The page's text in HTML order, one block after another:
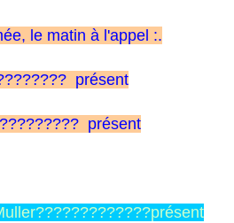
le matin à l'appel :.
présent
présent